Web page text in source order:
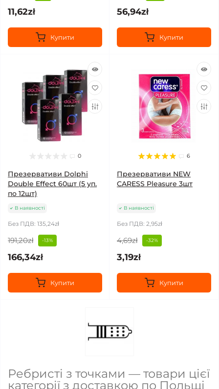
11,62zł
Купити
56,94zł
Купити
0
Презервативи Dolphi
Double Effect 60шт (5 уп.
по 12шт)
В наявності
Без ПДВ: 135,24zł
191,20zł -13%
166,34zł
Купити
6
Презервативи NEW
CARESS Pleasure 3шт
В наявності
Без ПДВ: 2,95zł
4,69zł -32%
3,19zł
Купити
Ребристі з точками — товари цієї
категорії з доставкою по Польщі